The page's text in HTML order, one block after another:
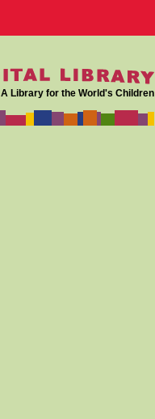
A Library for the World's Children